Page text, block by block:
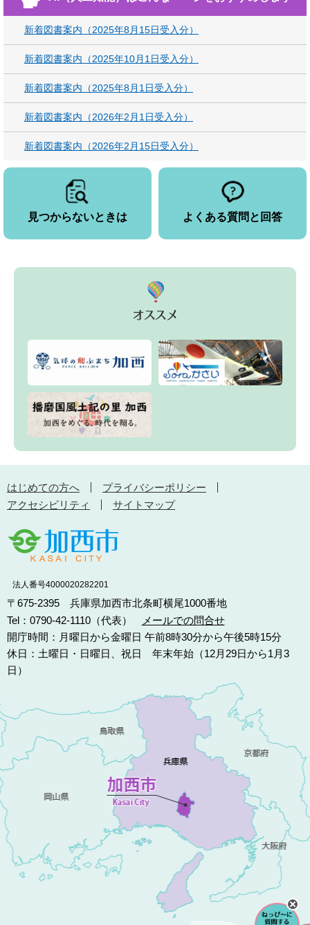
新着図書案内（2025年8月15日受入分）
新着図書案内（2025年10月1日受入分）
新着図書案内（2025年8月1日受入分）
新着図書案内（2026年2月1日受入分）
新着図書案内（2026年2月15日受入分）
見つからないときは よくある質問と回答
はじめての方へ
プライバシーポリシー
アクセシビリティ
サイトマップ
法人番号4000020282201
〒675-2395 兵庫県加西市北条町横尾1000番地
Tel：0790-42-1110（代表）
メールでの問合せ
開庁時間：月曜日から金曜日 午前8時30分から午後5時15分
休日：土曜日・日曜日、祝日 年末年始（12月29日から1月3
日）